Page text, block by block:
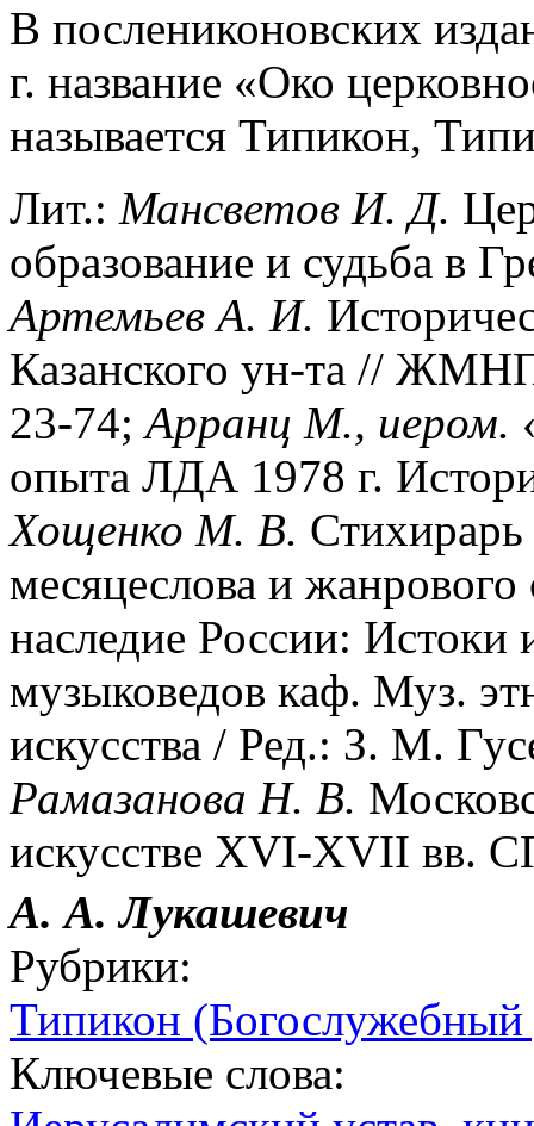
В послениконовских
г. название «Око
называется Типикон,
Лит.: Мансветов И. Д.
образование и судьба в
Артемьев А. И.
Казанского ун-та //
23-74;Арранц М., иером.
опыта ЛДА 1978 г.
Хощенко М. В.
месяцеслова и
наследие России:
музыковедов каф. Муз.
искусства / Ред.: З. М.
Рамазанова Н. В.
искусстве XVI-XVII вв.
А. А. Лукашевич
Рубрики:
Типикон (Богослужебный
Ключевые слова: